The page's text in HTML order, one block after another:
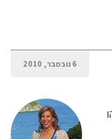
6 נובמבר, 2010